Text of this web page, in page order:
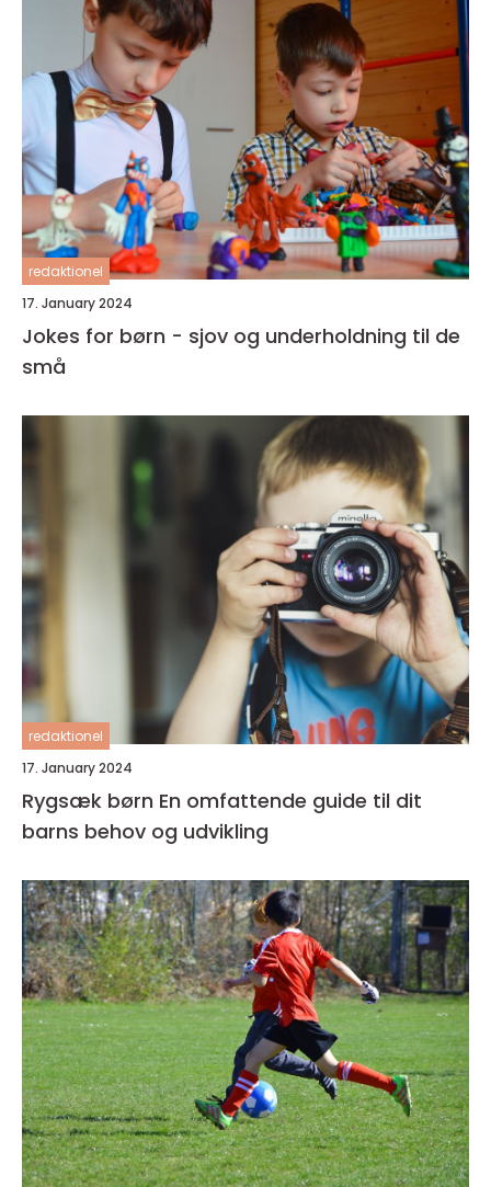
redaktionel
17. January 2024
Jokes for børn - sjov og underholdning til de
små
redaktionel
17. January 2024
Rygsæk børn En omfattende guide til dit
barns behov og udvikling